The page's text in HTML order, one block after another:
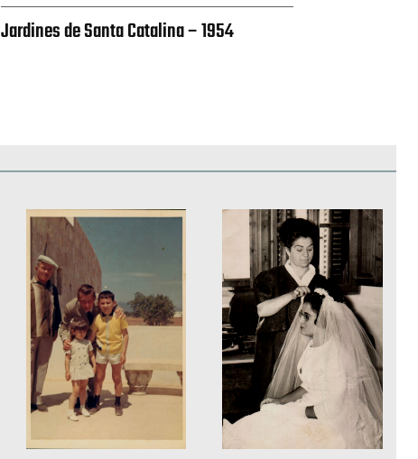
Jardines de Santa Catalina – 1954